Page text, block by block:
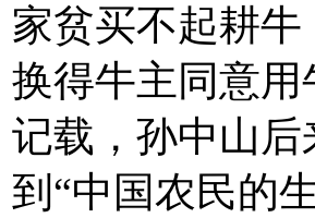
家贫买不起耕
换得牛主同意
记载，孙中山
到“中国农民的